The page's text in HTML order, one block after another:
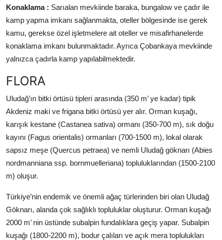
Konaklama : Sarıalan mevkiinde baraka, bungalow ve çadır ile
kamp yapma imkanı sağlanmakta, oteller bölgesinde ise gerek
kamu, gerekse özel işletmelere ait oteller ve misafirhanelerde
konaklama imkanı bulunmaktadır. Ayrıca Çobankaya mevkiinde
yalnızca çadırla kamp yapılabilmektedir.
FLORA
Uludağ’ın bitki örtüsü tipleri arasında (350 m’ ye kadar) tipik
Akdeniz maki ve frigana bitki örtüsü yer alır. Orman kuşağı,
karışık kestane (Castanea sativa) ormanı (350-700 m), sık doğu
kayını (Fagus orientalis) ormanları (700-1500 m), lokal olarak
sapsız meşe (Quercus petraea) ve nemli Uludağ göknarı (Abies
nordmanniana ssp. bornmuelleriana) topluluklarından (1500-2100
m) oluşur.
Türkiye’nin endemik ve önemli ağaç türlerinden biri olan Uludağ
Göknarı, alanda çok sağlıklı topluluklar oluşturur. Orman kuşağı
2000 m’ nin üstünde subalpin fundalıklara geçiş yapar. Subalpin
kuşağı (1800-2200 m), bodur çalıları ve açık mera toplulukları